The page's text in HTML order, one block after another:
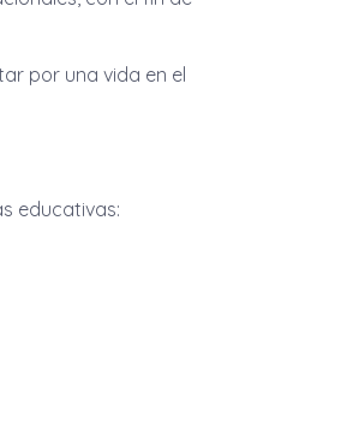
por una vida en el
educativas: